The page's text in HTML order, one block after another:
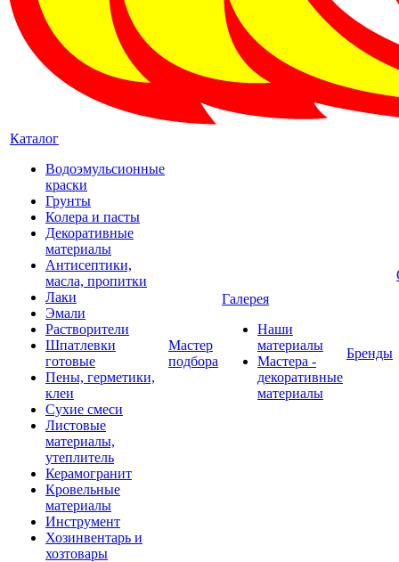
Каталог
Водоэмульсионные
краски
Грунты
Колера и пасты
Декоративные
материалы
Антисептики,
масла, пропитки
Лаки
Эмали
Растворители
Шпатлевки
готовые
Пены, герметики,
клеи
Сухие смеси
Листовые
материалы,
утеплитель
Керамогранит
Кровельные
материалы
Инструмент
Хозинвентарь и
хозтовары
Мастер
подбора
Галерея
Наши
материалы
Мастера -
декоративные
материалы
Бренды